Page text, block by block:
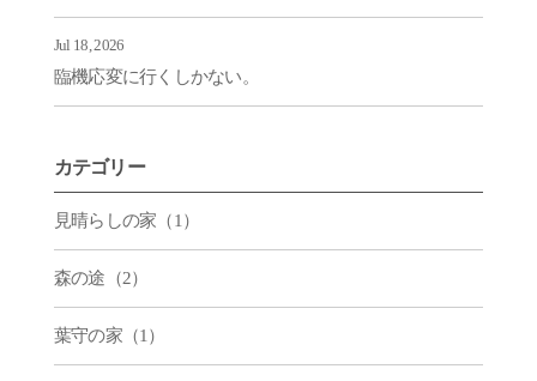
Jul 18, 2026
臨機応変に行くしかない。
カテゴリー
見晴らしの家（1）
森の途（2）
葉守の家（1）